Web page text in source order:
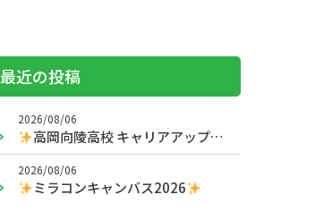
最近の投稿
高岡向陵高校 キャリアアップ授業
2026/08/06
ミラコンキャンバス2026
2026/08/06